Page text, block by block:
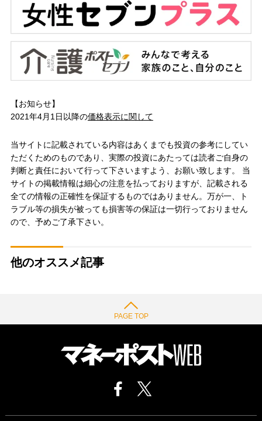
【お知らせ】
2021年4月1日以降の価格表示に関して
当サイトに記載されている内容はあくまでも投資の参考にしてい
ただくためのものであり、実際の投資にあたっては読者ご自身の
判断と責任において行って下さいますよう、お願い致します。 当
サイトの掲載情報は細心の注意を払っておりますが、記載される
全ての情報の正確性を保証するものではありません。万が一、ト
ラブル等の損失が被っても損害等の保証は一切行っておりません
ので、予めご了承下さい。
他のオススメ記事
PAGE TOP